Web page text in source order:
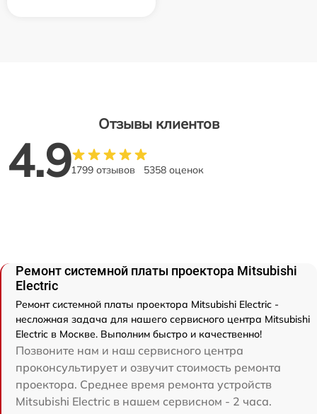
Отзывы клиентов
4.91799 отзывов 5358 оценок
Ремонт системной платы проектора Mitsubishi
Electric
Ремонт системной платы проектора Mitsubishi Electric -
несложная задача для нашего сервисного центра Mitsubishi
Electric в Москве. Выполним быстро и качественно!
Позвоните нам и наш сервисного центра
проконсультирует и озвучит стоимость ремонта
проектора. Среднее время ремонта устройств
Mitsubishi Electric в нашем сервисном - 2 часа.